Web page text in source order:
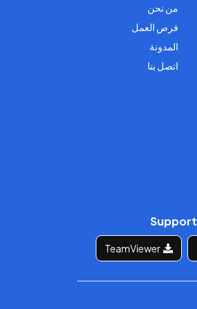
من نحن
فرص العمل
المدونة
اتصل بنا
Support
TeamViewer